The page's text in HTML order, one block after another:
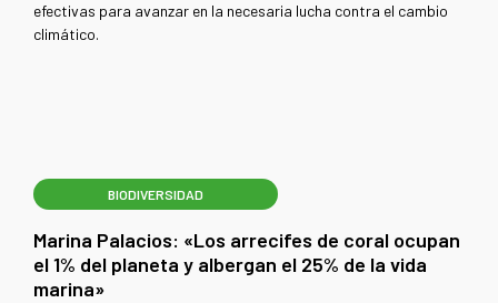
efectivas para avanzar en la necesaria lucha contra el cambio
climático.
BIODIVERSIDAD
Marina Palacios: «Los arrecifes de coral ocupan
el 1% del planeta y albergan el 25% de la vida
marina»